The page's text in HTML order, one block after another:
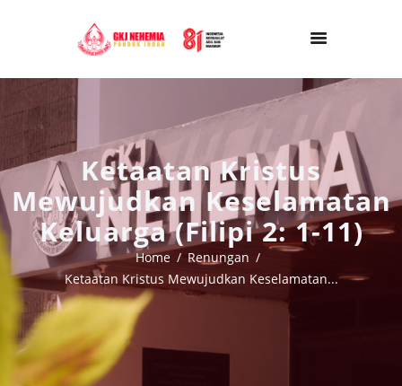
Ketaatan Kristus
Mewujudkan Keselamatan
Keluarga (Filipi 2: 1-11)
Home
Renungan
Ketaatan Kristus Mewujudkan Keselamatan...